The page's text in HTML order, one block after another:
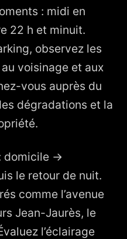
: midi en
22 h et minuit.
observez les
voisinage et aux
vous auprès du
dégradations et la
domicile →
le retour de nuit.
comme l’avenue
Jean-Jaurès, le
l’éclairage